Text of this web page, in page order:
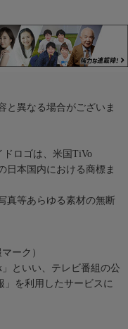
と異なる場合がございま
ドロゴは、米国TiVo
日本国内における商標ま
真等あらゆる素材の無断
ーク）
」といい、テレビ番組の公
」を利用したサービスに